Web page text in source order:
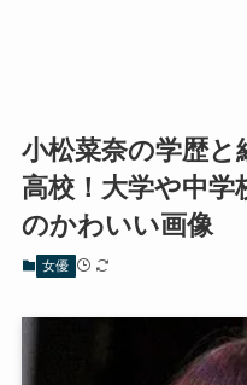
小松菜奈の学歴と
高校！大学や中学
のかわいい画像
女優